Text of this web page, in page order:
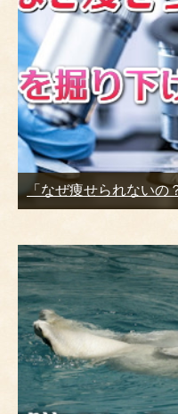
「なぜ痩せられないの